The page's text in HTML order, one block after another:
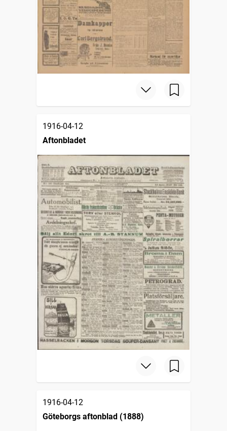
1916-04-12
Aftonbladet
1916-04-12
Göteborgs aftonblad (1888)